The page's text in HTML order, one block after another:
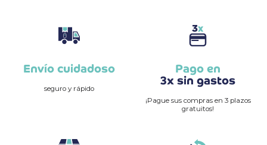
Envío cuidadoso
seguro y rápido
Pago en
3x sin gastos
¡Pague sus compras en 3 plazos
gratuitos!